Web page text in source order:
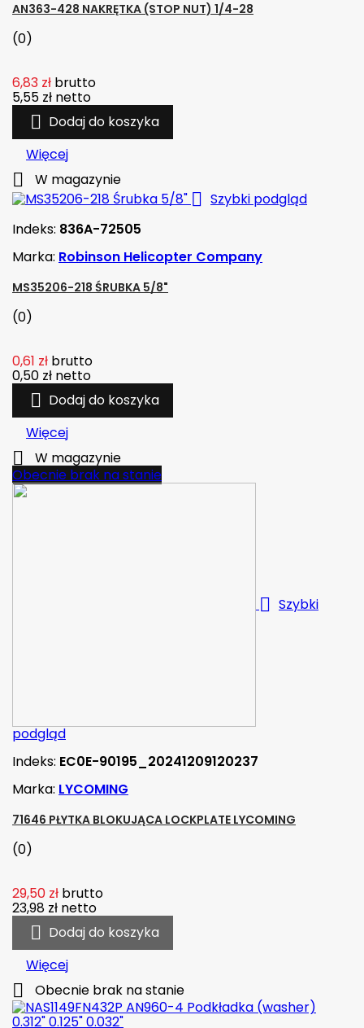
AN363-428 NAKRĘTKA (STOP NUT) 1/4-28
(0)
6,83 zł brutto
5,55 zł netto
 Dodaj do koszyka
Więcej
 W magazynie
 Szybki podgląd
Indeks: 836A-72505
Marka: Robinson Helicopter Company
MS35206-218 ŚRUBKA 5/8"
(0)
0,61 zł brutto
0,50 zł netto
 Dodaj do koszyka
Więcej

W magazynie
Obecnie brak na stanie
 Szybki
podgląd
Indeks: EC0E-90195_20241209120237
Marka: LYCOMING
71646 PŁYTKA BLOKUJĄCA LOCKPLATE LYCOMING
(0)
29,50 zł brutto
23,98 zł netto
 Dodaj do koszyka
Więcej
 Obecnie brak na stanie